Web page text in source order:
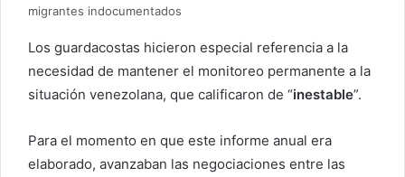
migrantes indocumentados
Los guardacostas hicieron especial referencia a la
necesidad de mantener el monitoreo permanente a la
situación venezolana, que calificaron de “inestable”.
Para el momento en que este informe anual era
elaborado, avanzaban las negociaciones entre las